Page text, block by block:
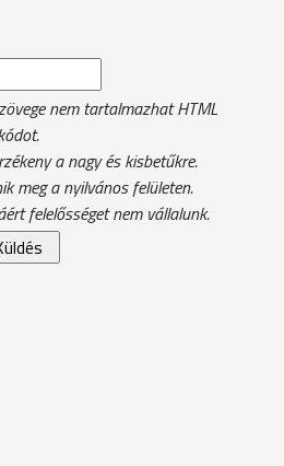
nem tartalmazhat HTML
a nagy és kisbetűkre.
meg a nyilvános felületen.
felelősséget nem vállalunk.